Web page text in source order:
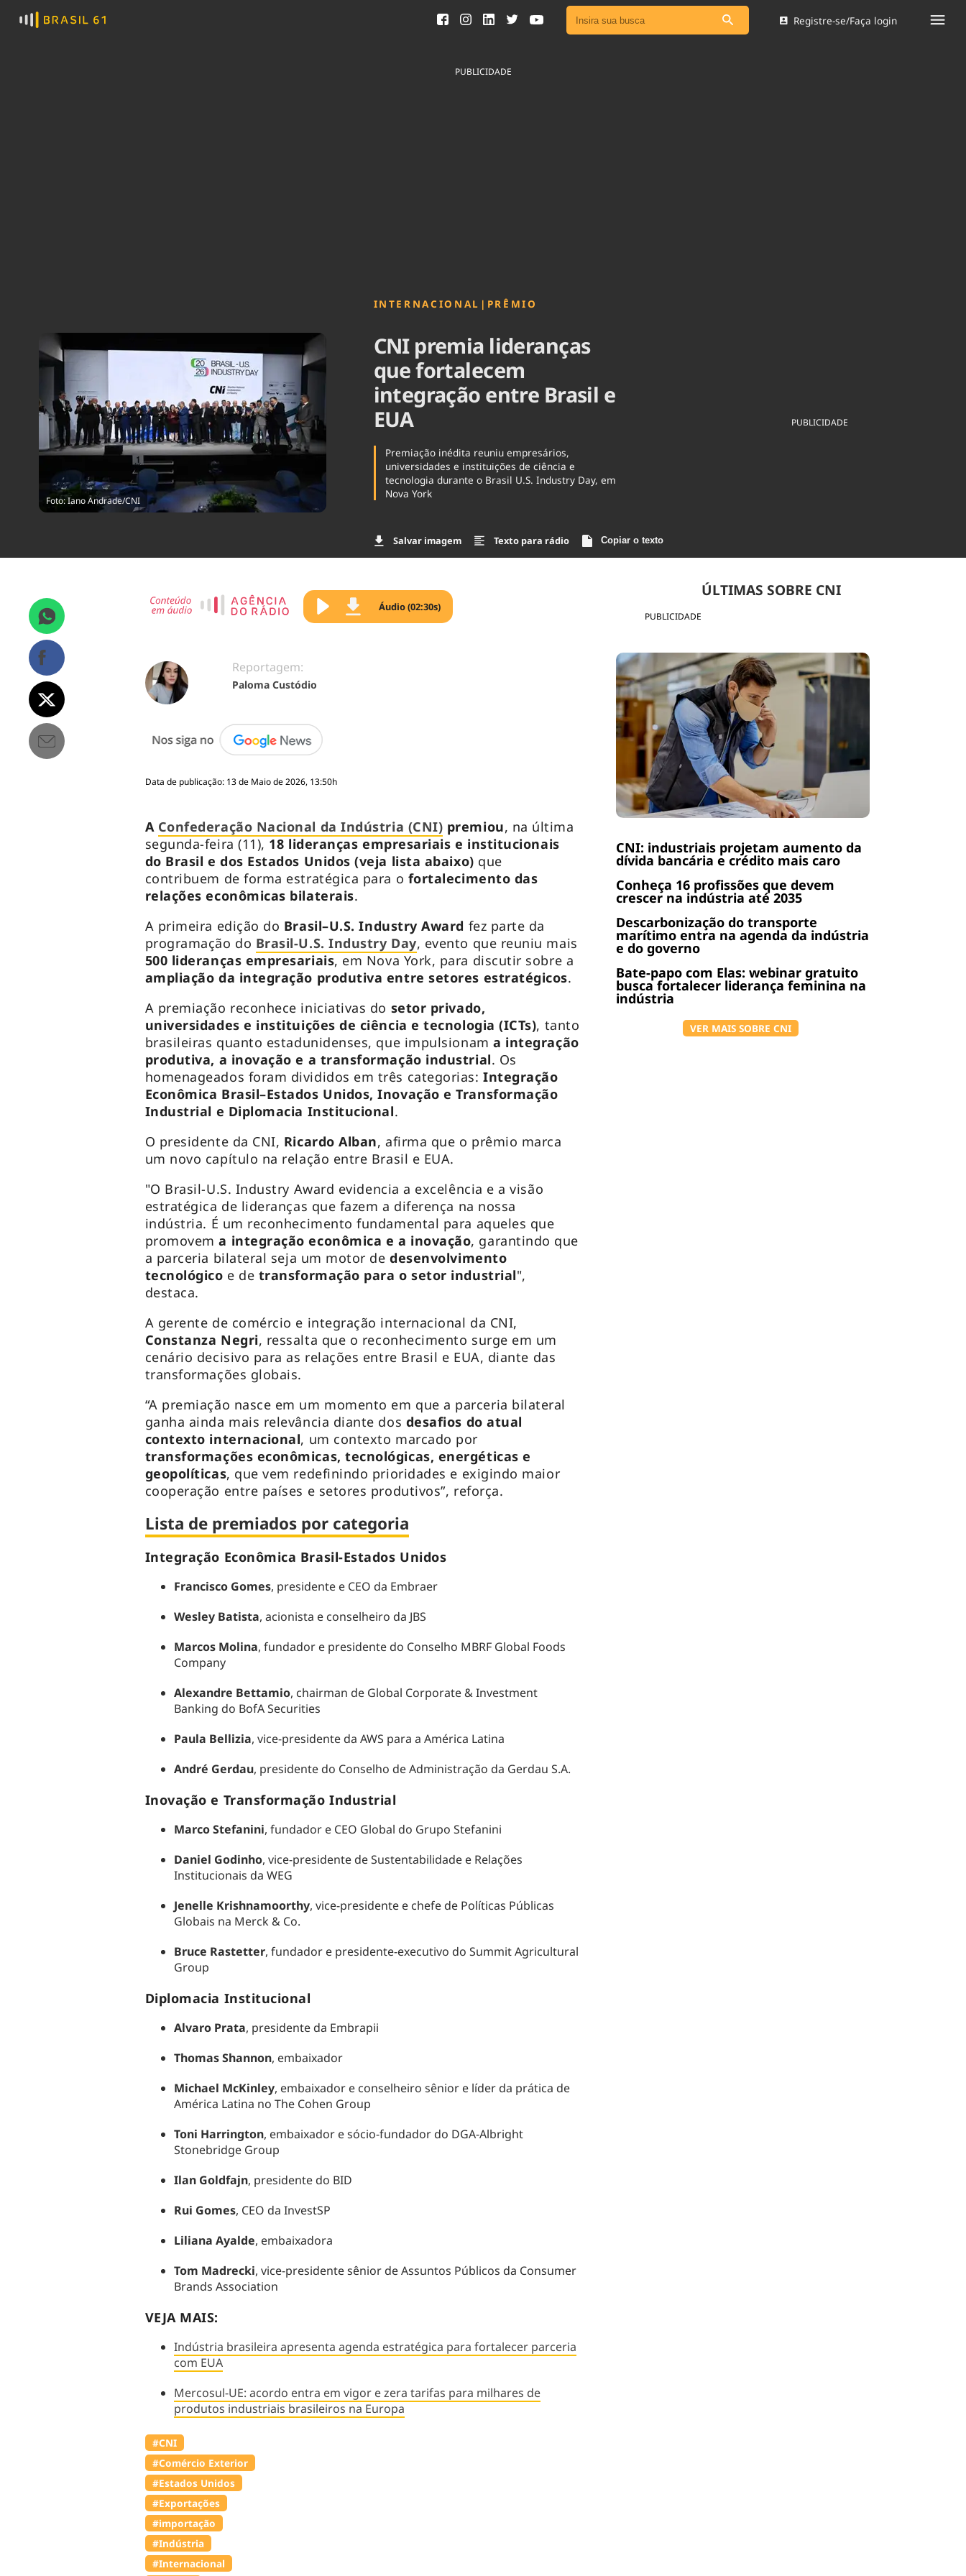
Ver todas as notícias
Cinema
Registre-se/Faça login
PUBLICIDADE
Foto: Iano Andrade/CNI
INTERNACIONAL | PRÊMIO
CNI premia lideranças
que fortalecem
integração entre Brasil e
EUA
Premiação inédita reuniu empresários,
universidades e instituições de ciência e
tecnologia durante o Brasil U.S. Industry Day, em
Nova York
Salvar imagem Texto para rádio Copiar o texto
PUBLICIDADE
PUBLICIDADE
ÚLTIMAS SOBRE CNI
CNI: industriais projetam aumento da
dívida bancária e crédito mais caro
Conheça 16 profissões que devem
crescer na indústria até 2035
Descarbonização do transporte
marítimo entra na agenda da indústria
e do governo
Bate-papo com Elas: webinar gratuito
busca fortalecer liderança feminina na
indústria
VER MAIS SOBRE CNI
Áudio (02:30s)
Reportagem:
Paloma Custódio
Data de publicação: 13 de Maio de 2026, 13:50h
A Confederação Nacional da Indústria (CNI) premiou, na última
segunda-feira (11), 18 lideranças empresariais e institucionais
do Brasil e dos Estados Unidos (veja lista abaixo) que
contribuem de forma estratégica para o fortalecimento das
relações econômicas bilaterais.
A primeira edição do Brasil–U.S. Industry Award fez parte da
programação do Brasil-U.S. Industry Day, evento que reuniu mais
500 lideranças empresariais, em Nova York, para discutir sobre a
ampliação da integração produtiva entre setores estratégicos.
A premiação reconhece iniciativas do setor privado,
universidades e instituições de ciência e tecnologia (ICTs), tanto
brasileiras quanto estadunidenses, que impulsionama integração
produtiva, a inovação e a transformação industrial. Os
homenageados foram divididos em três categorias:Integração
Econômica Brasil–Estados Unidos, Inovação e Transformação
Industrial e Diplomacia Institucional.
O presidente da CNI, Ricardo Alban, afirma que o prêmio marca
um novo capítulo na relação entre Brasil e EUA.
"O Brasil-U.S. Industry Award evidencia a excelência e a visão
estratégica de lideranças que fazem a diferença na nossa
indústria. É um reconhecimento fundamental para aqueles que
promovema integração econômica e a inovação, garantindo que
a parceria bilateral seja um motor dedesenvolvimento
tecnológico e de transformação para o setor industrial",
destaca.
A gerente de comércio e integração internacional da CNI,
Constanza Negri, ressalta que o reconhecimento surge em um
cenário decisivo para as relações entre Brasil e EUA, diante das
transformações globais.
“A premiação nasce em um momento em que a parceria bilateral
ganha ainda mais relevância diante dos desafios do atual
contexto internacional, um contexto marcado por
transformações econômicas, tecnológicas, energéticas e
geopolíticas, que vem redefinindo prioridades e exigindo maior
cooperação entre países e setores produtivos”, reforça.
Lista de premiados por categoria
Integração Econômica Brasil-Estados Unidos
Francisco Gomes, presidente e CEO da Embraer
Wesley Batista, acionista e conselheiro da JBS
Marcos Molina, fundador e presidente do Conselho MBRF Global Foods
Company
Alexandre Bettamio, chairman de Global Corporate & Investment
Banking do BofA Securities
Paula Bellizia, vice-presidente da AWS para a América Latina
André Gerdau, presidente do Conselho de Administração da Gerdau S.A.
Inovação e Transformação Industrial
Marco Stefanini, fundador e CEO Global do Grupo Stefanini
Daniel Godinho, vice-presidente de Sustentabilidade e Relações
Institucionais da WEG
Jenelle Krishnamoorthy, vice-presidente e chefe de Políticas Públicas
Globais na Merck & Co.
Bruce Rastetter, fundador e presidente-executivo do Summit Agricultural
Group
Diplomacia Institucional
Alvaro Prata, presidente da Embrapii
Thomas Shannon, embaixador
Michael McKinley, embaixador e conselheiro sênior e líder da prática de
América Latina no The Cohen Group
Toni Harrington, embaixador e sócio-fundador do DGA-Albright
Stonebridge Group
Ilan Goldfajn, presidente do BID
Rui Gomes, CEO da InvestSP
Liliana Ayalde, embaixadora
Tom Madrecki, vice-presidente sênior de Assuntos Públicos da Consumer
Brands Association
VEJA MAIS:
Indústria brasileira apresenta agenda estratégica para fortalecer parceria
com EUA
Mercosul-UE: acordo entra em vigor e zera tarifas para milhares de
produtos industriais brasileiros na Europa
#CNI
#Comércio Exterior
#Estados Unidos
#Exportações
#importação
#Indústria
#Internacional